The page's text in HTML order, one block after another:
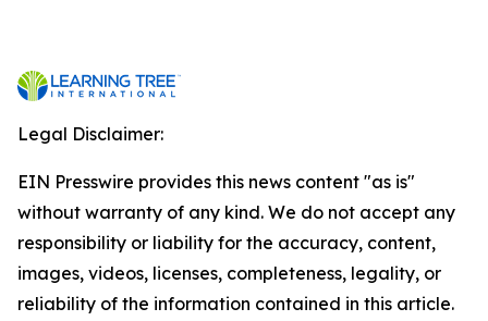
Legal Disclaimer:
EIN Presswire provides this news content "as is"
without warranty of any kind. We do not accept any
responsibility or liability for the accuracy, content,
images, videos, licenses, completeness, legality, or
reliability of the information contained in this article.